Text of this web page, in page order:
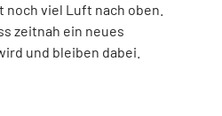
viel Luft nach oben.
zeitnah ein neues
und bleiben dabei.